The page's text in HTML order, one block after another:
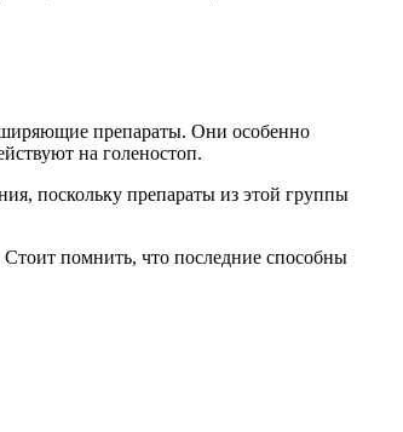
препараты. Они особенно
на голеностоп.
поскольку препараты из этой группы
помнить, что последние способны